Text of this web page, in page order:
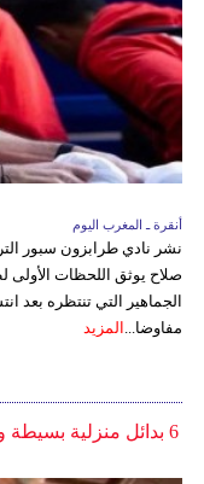
أنقرة ـ المغرب اليوم
نشر نادي طرابزون سبور
صلاح يوثق اللحظات الأولى
الجماهير التي تنتظره بعد
مفاوضا... المزيد
6 بدائل منزلية